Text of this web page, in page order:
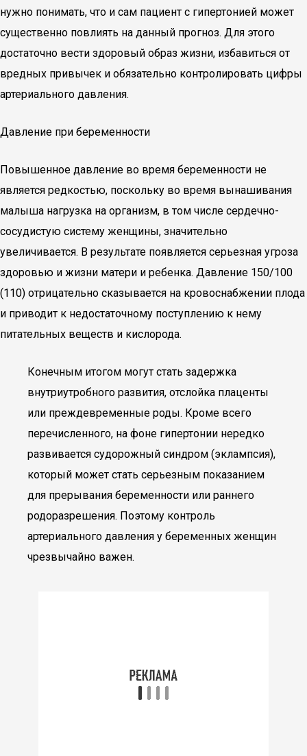
нужно понимать, что и сам пациент с гипертонией может
существенно повлиять на данный прогноз. Для этого
достаточно вести здоровый образ жизни, избавиться от
вредных привычек и обязательно контролировать цифры
артериального давления.
Давление при беременности
Повышенное давление во время беременности не
является редкостью, поскольку во время вынашивания
малыша нагрузка на организм, в том числе сердечно-
сосудистую систему женщины, значительно
увеличивается. В результате появляется серьезная угроза
здоровью и жизни матери и ребенка. Давление 150/100
(110) отрицательно сказывается на кровоснабжении плода
и приводит к недостаточному поступлению к нему
питательных веществ и кислорода.
Конечным итогом могут стать задержка
внутриутробного развития, отслойка плаценты
или преждевременные роды. Кроме всего
перечисленного, на фоне гипертонии нередко
развивается судорожный синдром (эклампсия),
который может стать серьезным показанием
для прерывания беременности или раннего
родоразрешения. Поэтому контроль
артериального давления у беременных женщин
чрезвычайно важен.